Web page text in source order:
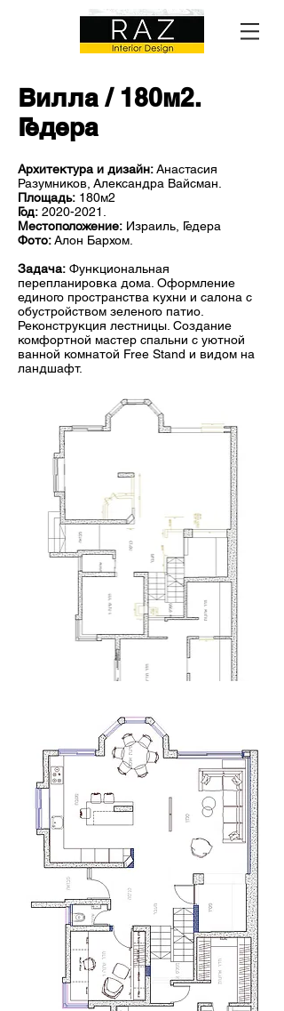
Вилла / 180м2.
Гедера
Архитектура и дизайн:Анастасия
Разумников, Александра Вайсман.
Площадь: 180м2
Год: 2020-2021
Местоположение: Израиль, Гедера
Фото:Алон Бархом.
Задача: Функциональная
перепланировка дома. Оформление
единого пространства кухни и салона с
обустройством зеленого патио.
Реконструкция лестницы. Создание
комфортной мастер спальни с уютной
ванной комнатой Free Stand и видом на
ландшафт.